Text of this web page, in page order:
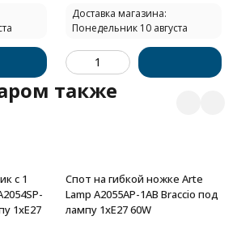
Доставка магазина:
Понедельник 10 августа
также
с 1
1xE27
Спот на гибкой ножке Arte
Lamp A2055AP-1AB Braccio под
лампу 1xE27 60W